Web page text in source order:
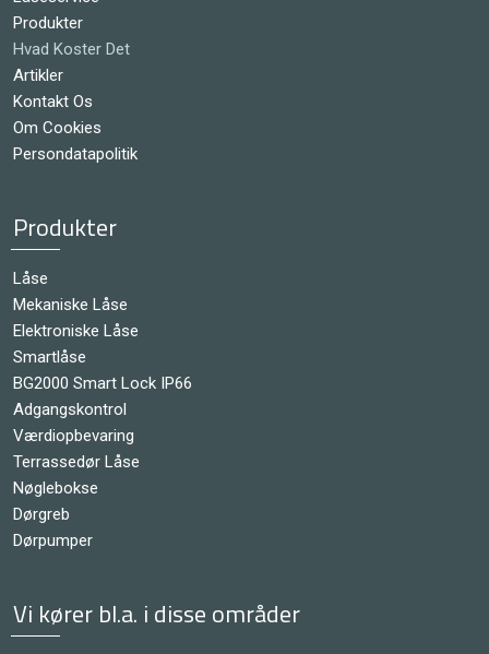
Produkter
Hvad Koster Det
Artikler
Kontakt Os
Om Cookies
Persondatapolitik
Produkter
Låse
Mekaniske Låse
Elektroniske Låse
Smartlåse
BG2000 Smart Lock IP66
Adgangskontrol
Værdiopbevaring
Terrassedør Låse
Nøglebokse
Dørgreb
Dørpumper
Vi kører bl.a. i disse områder